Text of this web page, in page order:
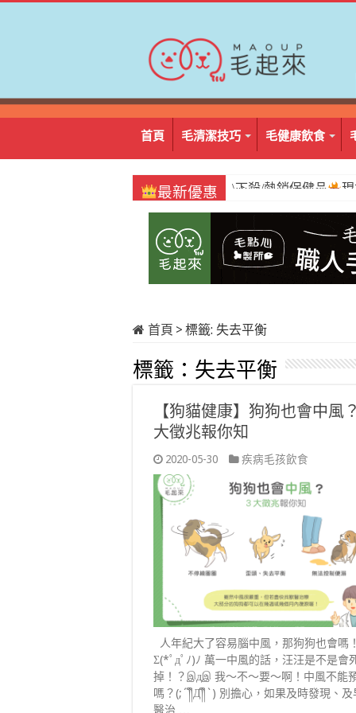
首頁 毛清潔技巧 毛健康飲食
最新優惠 \必囤/阿姆好棒棒
首頁 > 標籤: 失去平衡
標籤： 失去平衡
【狗貓健康】狗狗也會中風
大徵兆報你知
2020-05-30 疾病毛孩飲食
人年紀大了容易腦中風，那狗狗也會嗎
Σ(*ﾟдﾟﾉ)ﾉ 萬一中風的話，汪汪是不是會
掉！？இдஇ 我～不～要～啊！中風不能
嗎？(;´༎ຶД༎ຶ`) 別擔心，如果及時發現、及
醫治 …